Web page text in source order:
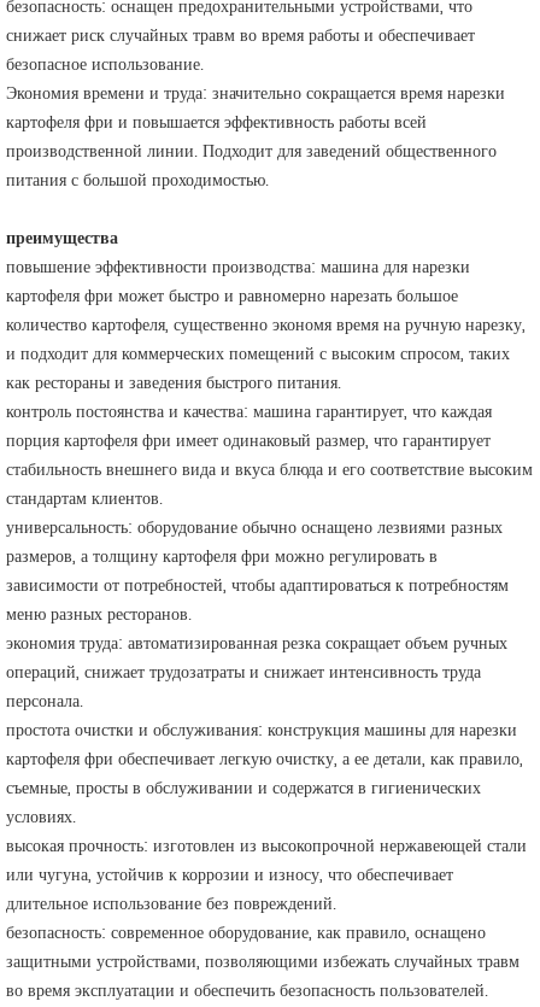
безопасность: оснащен предохранительными устройствами, что
снижает риск случайных травм во время работы и обеспечивает
безопасное использование.
Экономия времени и труда: значительно сокращается время нарезки
картофеля фри и повышается эффективность работы всей
производственной линии. Подходит для заведений общественного
питания с большой проходимостью.
преимущества
повышение эффективности производства: машина для нарезки
картофеля фри может быстро и равномерно нарезать большое
количество картофеля, существенно экономя время на ручную нарезку,
и подходит для коммерческих помещений с высоким спросом, таких
как рестораны и заведения быстрого питания.
контроль постоянства и качества: машина гарантирует, что каждая
порция картофеля фри имеет одинаковый размер, что гарантирует
стабильность внешнего вида и вкуса блюда и его соответствие высоким
стандартам клиентов.
универсальность: оборудование обычно оснащено лезвиями разных
размеров, а толщину картофеля фри можно регулировать в
зависимости от потребностей, чтобы адаптироваться к потребностям
меню разных ресторанов.
экономия труда: автоматизированная резка сокращает объем ручных
операций, снижает трудозатраты и снижает интенсивность труда
персонала.
простота очистки и обслуживания: конструкция машины для нарезки
картофеля фри обеспечивает легкую очистку, а ее детали, как правило,
съемные, просты в обслуживании и содержатся в гигиенических
условиях.
высокая прочность: изготовлен из высокопрочной нержавеющей стали
или чугуна, устойчив к коррозии и износу, что обеспечивает
длительное использование без повреждений.
безопасность: современное оборудование, как правило, оснащено
защитными устройствами, позволяющими избежать случайных травм
во время эксплуатации и обеспечить безопасность пользователей.